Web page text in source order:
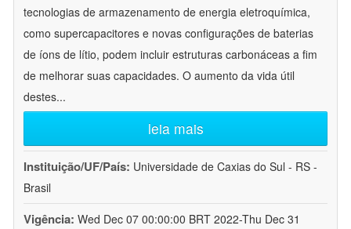
tecnologias de armazenamento de energia eletroquímica,
como supercapacitores e novas configurações de baterias
de íons de lítio, podem incluir estruturas carbonáceas a fim
de melhorar suas capacidades. O aumento da vida útil
destes...
leia mais
Instituição/UF/País: Universidade de Caxias do Sul - RS -
Brasil
Vigência: Wed Dec 07 00:00:00 BRT 2022-Thu Dec 31